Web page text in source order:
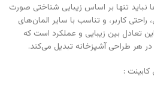
نباید تنها بر اساس زیبایی شناختی صورت
راحتی کاربر، و تناسب با سایر المان‌های
تعادل بین زیبایی و عملکرد است که
هر طراحی آشپزخانه تبدیل می‌کند.
: